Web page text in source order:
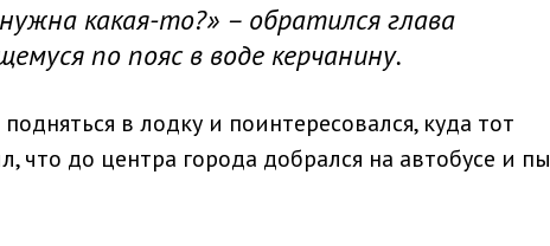
какая-то?» – обратился глава
по пояс в воде керчанину.
в лодку и поинтересовался, куда тот
что до центра города добрался на автобусе и